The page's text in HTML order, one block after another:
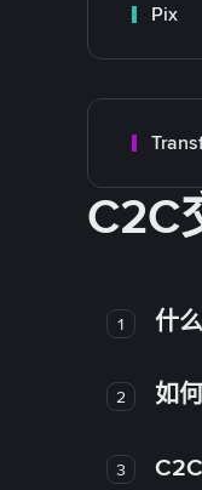
Pix
C2C
1 什
2 如
3